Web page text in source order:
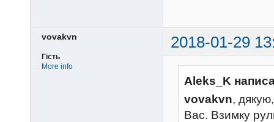
vovakvn 2018-01-29
Гість
More info
Aleks_K
vovakvn,
Вас. Взимку